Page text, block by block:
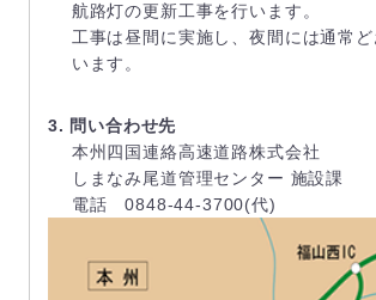
航路灯の更新工事を行います。
工事は昼間に実施し、夜間には通常
います。
3. 問い合わせ先
本州四国連絡高速道路株式会社
しまなみ尾道管理センター 施設課
電話 0848-44-3700(代)